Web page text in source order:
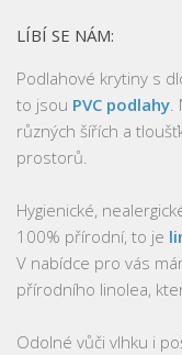
LÍBÍ SE NÁM:
Podlahové krytiny s
to jsou PVC podlahy
různých šířích a
prostorů.
Hygienické,
100% přírodní, to je
V nabídce pro vás
přírodního linolea,
Odolné vůči vlhku i